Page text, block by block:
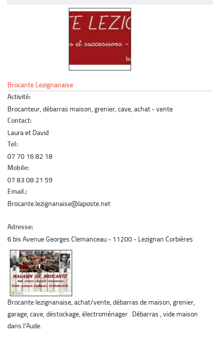
Le marché du mobilier d’occasion
Brocante Lezignanaise
Activité:
Brocanteur, débarras maison, grenier, cave, achat - vente
Contact:
Laura et David
Tel:
07 70 16 82 18
Mobile:
07 83 08 21 59
Email.:
Brocante.lezignanaise@laposte.net
Adresse:
6 bis Avenue Georges Clemanceau 11200 Lezignan Corbières
Brocante lezignanaise, achat/vente, débarras de maison, grenier,
garage, cave, déstockage, électroménager . Débarras , vide maison
dans l'Aude.